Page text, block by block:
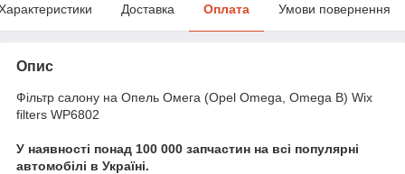
Доставка Оплата Умови повернення
Опис
Фільтр салону на Опель Омега (Opel Omega, Omega B) Wix
filters WP6802
У наявності понад 100 000 запчастин на всі популярні
автомобілі в Україні.